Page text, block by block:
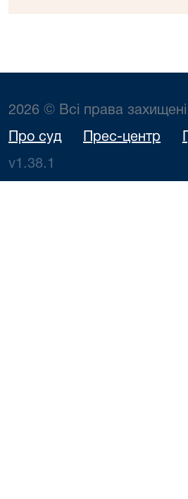
2026 © Всі права захищені
Про суд Прес-центр
v1.38.1